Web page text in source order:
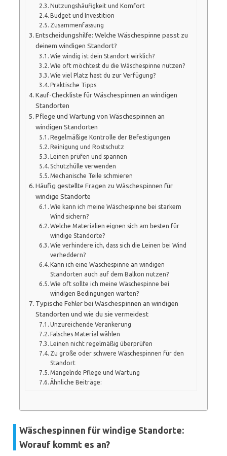
Nutzungshäufigkeit und Komfort
Budget und Investition
Zusammenfassung
Entscheidungshilfe: Welche Wäschespinne passt zu
deinem windigen Standort?
Wie windig ist dein Standort wirklich?
Wie oft möchtest du die Wäschespinne nutzen?
Wie viel Platz hast du zur Verfügung?
Praktische Tipps
Kauf-Checkliste für Wäschespinnen an windigen
Standorten
Pflege und Wartung von Wäschespinnen an
windigen Standorten
Regelmäßige Kontrolle der Befestigungen
Reinigung und Rostschutz
Leinen prüfen und spannen
Schutzhülle verwenden
Mechanische Teile schmieren
Häufig gestellte Fragen zu Wäschespinnen für
windige Standorte
Wie kann ich meine Wäschespinne bei starkem
Wind sichern?
Welche Materialien eignen sich am besten für
windige Standorte?
Wie verhindere ich, dass sich die Leinen bei Wind
verheddern?
Kann ich eine Wäschespinne an windigen
Standorten auch auf dem Balkon nutzen?
Wie oft sollte ich meine Wäschespinne bei
windigen Bedingungen warten?
Typische Fehler bei Wäschespinnen an windigen
Standorten und wie du sie vermeidest
Unzureichende Verankerung
Falsches Material wählen
Leinen nicht regelmäßig überprüfen
Zu große oder schwere Wäschespinnen für den
Standort
Mangelnde Pflege und Wartung
Ähnliche Beiträge:
Wäschespinnen für windige Standorte:
Worauf kommt es an?